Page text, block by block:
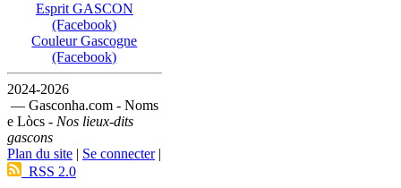
Esprit GASCON
(Facebook)
Couleur Gascogne
(Facebook)
2024-2026
— Gasconha.com - Noms
e Lòcs - Nos lieux-dits
gascons
Plan du site | Se connecter|
RSS 2.0